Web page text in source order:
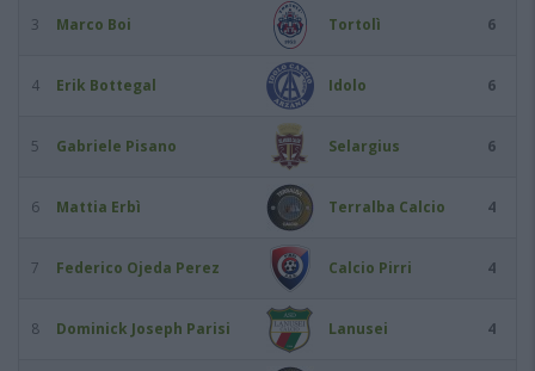
3 Marco Boi Tortolì 6
4 Erik Bottegal Idolo 6
5 Gabriele Pisano Selargius 6
6 Mattia Erbì Terralba Calcio 4
7 Federico Ojeda Perez Calcio Pirri 4
8 Dominick Joseph Parisi Lanusei 4